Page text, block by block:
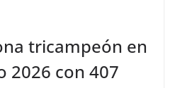
tricampeón en
2026 con 407